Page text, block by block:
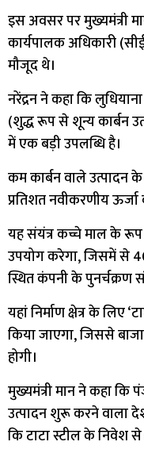
इस अवसर पर मुख्यमंत्री
कार्यपालक अधिकारी
मौजूद थे।
नरेंद्रन ने कहा कि
(शुद्ध रूप से शून्य कार्बन
में एक बड़ी उपलब्धि है।
कम कार्बन वाले उत्पादन
प्रतिशत नवीकरणीय
यह संयंत्र कच्चे माल के रूप
उपयोग करेगा, जिसमें से
स्थित कंपनी के पुनर्चक्रण
यहां निर्माण क्षेत्र के लिए
किया जाएगा, जिससे
होगी।
मुख्यमंत्री मान ने कहा कि
उत्पादन शुरू करने वाला
कि टाटा स्टील के निवेश से